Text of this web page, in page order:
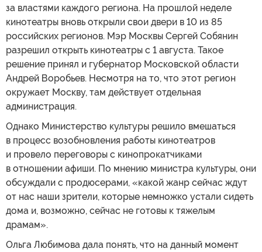
за властями каждого региона. На прошлой неделе
кинотеатры вновь открыли свои двери в 10 из 85
российских регионов. Мэр Москвы Сергей Собянин
разрешил открыть кинотеатры с 1 августа. Такое
решение принял и губернатор Московской области
Андрей Воробьев. Несмотря на то, что этот регион
окружает Москву, там действует отдельная
администрация.
Однако Министерство культуры решило вмешаться
в процесс возобновления работы кинотеатров
и провело переговоры с кинопрокатчиками
в отношении афиши. По мнению министра культуры, они
обсуждали с продюсерами, «какой жанр сейчас ждут
от нас наши зрители, которые немножко устали сидеть
дома и, возможно, сейчас не готовы к тяжелым
драмам».
Ольга Любимова дала понять, что на данный момент